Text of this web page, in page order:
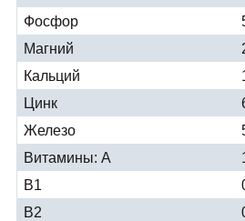
Фосфор
Магний
Кальций
Цинк
Железо
Витамины: А
В1
В2